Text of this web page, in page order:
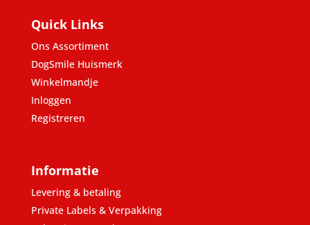
Quick Links
Ons Assortiment
DogSmile Huismerk
Winkelmandje
Inloggen
Registreren
Informatie
Levering & betaling
Private Labels & Verpakking